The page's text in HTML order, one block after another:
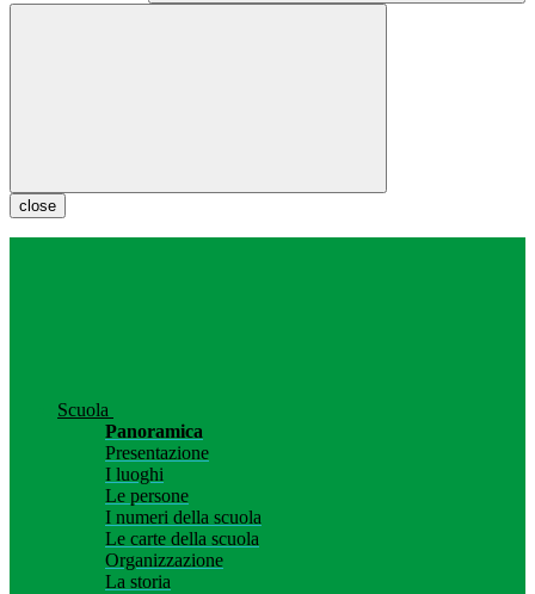
close
Scuola
Panoramica
Presentazione
I luoghi
Le persone
I numeri della scuola
Le carte della scuola
Organizzazione
La storia